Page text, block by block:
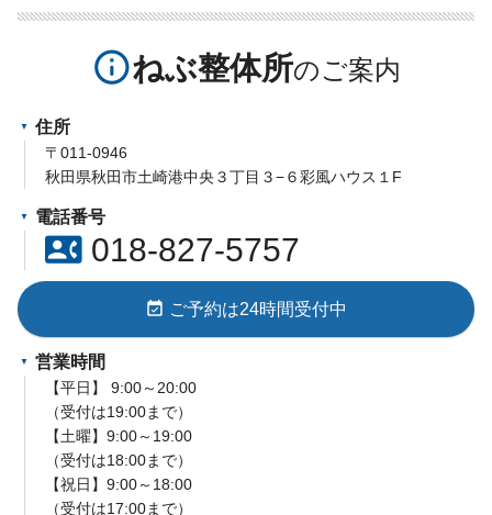
info_outlineねぶ整体所
住所
〒011-0946
秋田県秋田市土崎港中央３丁目３−６彩風ハウス１F
電話番号
contact_phone018-827-5757
event_available ご予約は24時間受付中
営業時間
【平日】 9:00～20:00
（受付は19:00まで）
【土曜】9:00～19:00
（受付は18:00まで）
【祝日】9:00～18:00
（受付は17:00まで）